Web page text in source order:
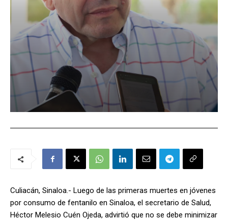
Culiacán, Sinaloa.- Luego de las primeras muertes en jóvenes
por consumo de fentanilo en Sinaloa, el secretario de Salud,
Héctor Melesio Cuén Ojeda, advirtió que no se debe minimizar